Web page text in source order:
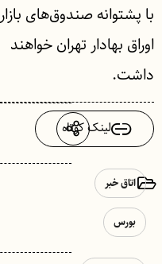
با پشتوانه صندوق‌های بازار
اوراق بهادار تهران خواهند
داشت.
لینک کوتاه
اتاق خبر
بورس